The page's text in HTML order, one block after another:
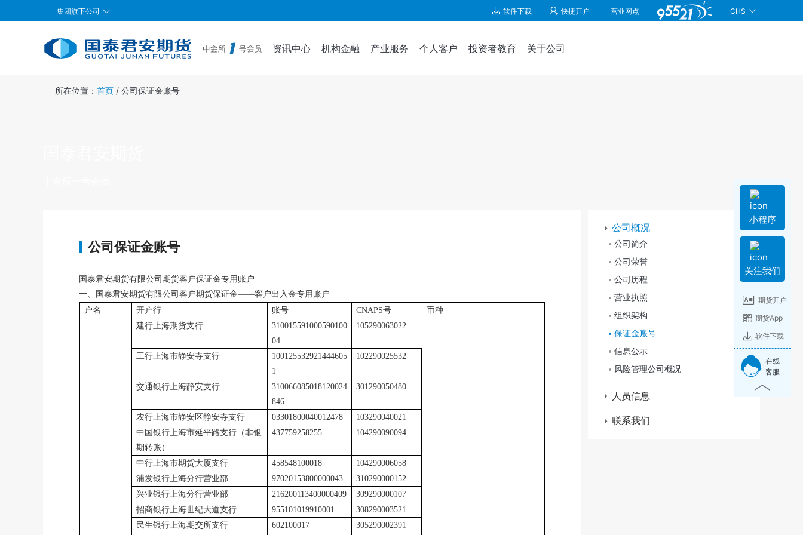
集团旗下公司 软件下载 快捷开户 营业网点 CHS
资讯中心 机构金融 产业服务 个人客户 投资者教育 关于公司
所在位置： 首页 / 公司保证金账号
公司保证金账号
国泰君安期货有限公司期货客户保证金专用账户
一、国泰君安期货有限公司客户期货保证金——客户出入金专用账户
户名
开户行 账号 CNAPS号
币种
建行上海期货支行
310015591000590100
04
105290063022
工行上海市静安寺支行
100125532921444605
1
102290025532
交通银行上海静安支行
310066085018120024
846
301290050480
农行上海市静安区静安寺支行 03301800040012478
103290040021
中国银行上海市延平路支行（非银
期转账）
437759258255 104290090094
中行上海市期货大厦支行 458548100018
104290006058
浦发银行上海分行营业部
97020153800000043
310290000152
兴业银行上海分行营业部
216200113400000409
309290000107
招商银行上海世纪大道支行
955101019910001
308290003521
民生银行上海期交所支行
602100017 305290002391
公司概况
公司简介
公司荣誉
公司历程
营业执照
组织架构
保证金账号
信息公示
风险管理公司概况
人员信息
联系我们
小程序
关注我们
期货开户
期货App
软件下载
在线
客服